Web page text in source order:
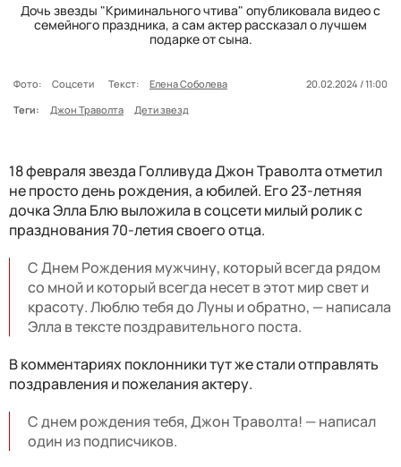
Дочь звезды "Криминального чтива" опубликовала видео с
семейного праздника, а сам актер рассказал о лучшем
подарке от сына.
Фото: Соцсети Текст: Елена Соболева
20.02.2024 / 11:00
Теги:
Джон Траволта Дети звезд
18 февраля звезда Голливуда Джон Траволта отметил
не просто день рождения, а юбилей. Его 23-летняя
дочка Элла Блю выложила в соцсети милый ролик с
празднования 70-летия своего отца.
С Днем Рождения мужчину, который всегда рядом
со мной и который всегда несет в этот мир свет и
красоту. Люблю тебя до Луны и обратно, — написала
Элла в тексте поздравительного поста.
В комментариях поклонники тут же стали отправлять
поздравления и пожелания актеру.
С днем ​​рождения тебя, Джон Траволта! — написал
один из подписчиков.